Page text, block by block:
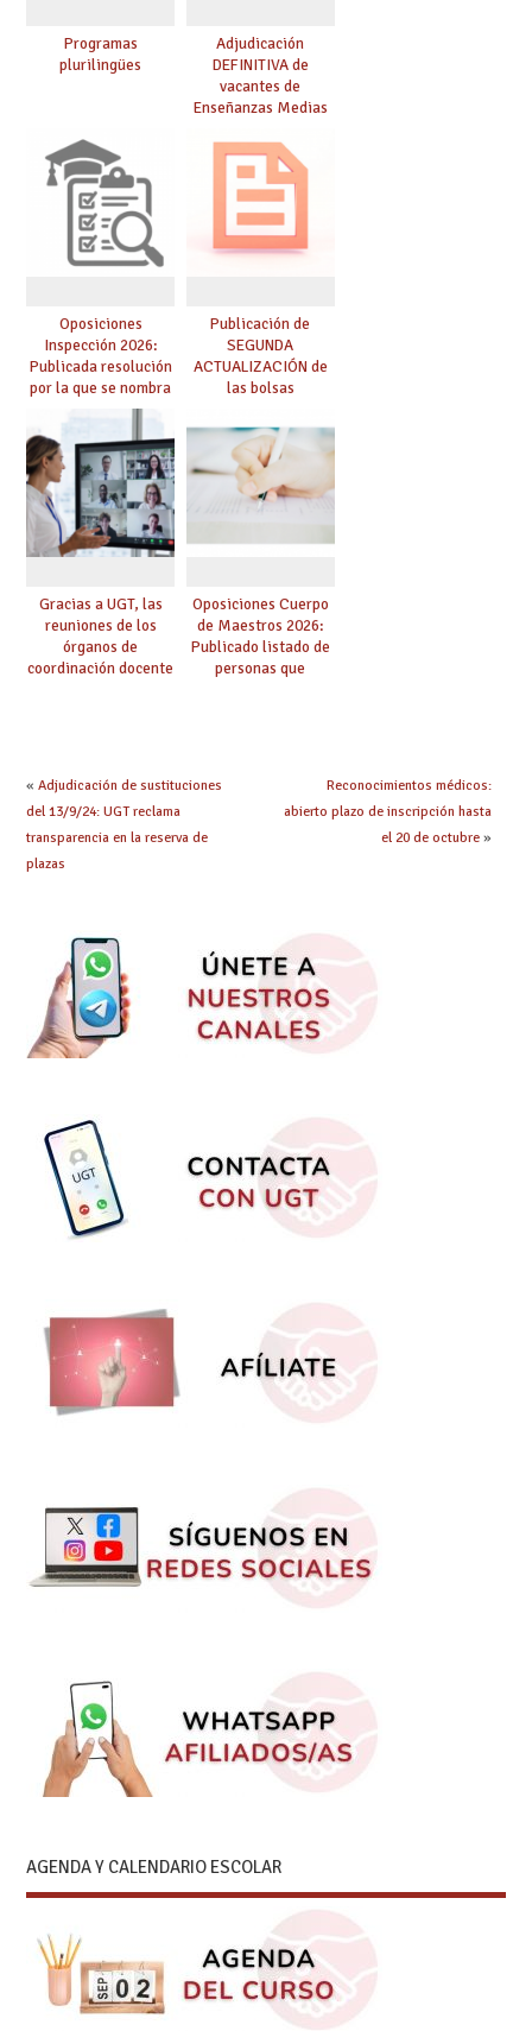
Programas
plurilingües
Adjudicación
DEFINITIVA de
vacantes de
Enseñanzas Medias
Oposiciones
Inspección 2026:
Publicada resolución
por la que se nombra
funcionarios/as en
prácticas, se regulan
dichas prácticas y se
convoca acto público
de adjudicación
Publicación de
SEGUNDA
ACTUALIZACIÓN de
las bolsas
Cuerpo de Maestros
de especialidades
convocadas a
oposición
Gracias a UGT, las
reuniones de los
órganos de
coordinación docente
centro
Oposiciones Cuerpo
de Maestros 2026:
Publicado listado de
personas que
« Adjudicación de sustituciones
del 13/9/24: UGT reclama
transparencia en la reserva de
plazas
Reconocimientos médicos:
abierto plazo de inscripción hasta
el 20 de octubre»
AGENDA Y CALENDARIO ESCOLAR